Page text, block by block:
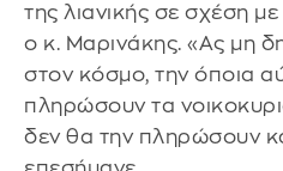
της λιανικής σε σχέση
ο κ. Μαρινάκης. «Ας μη
στον κόσμο, την όποια
πληρώσουν τα
δεν θα την πληρώσουν